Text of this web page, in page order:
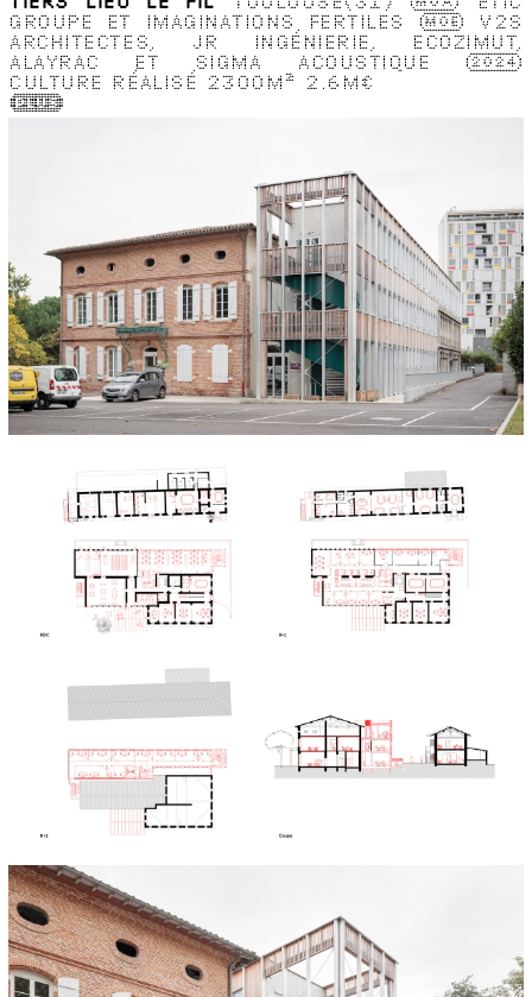
GROUPE ET IMAGINATIONS FERTILES
MOE
V2S
ARCHITECTES, JR INGÉNIERIE, ECOZIMUT,
ALAYRAC ET SIGMA ACOUSTIQUE
2024
CULTURE RÉALISÉ 2300M 2 2.6M€
(Plus)